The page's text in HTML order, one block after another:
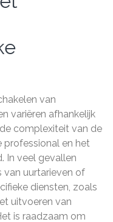
van
variëren afhankelijk
complexiteit van de
professional en het
In veel gevallen
van uurtarieven of
diensten, zoals
uitvoeren van
is raadzaam om